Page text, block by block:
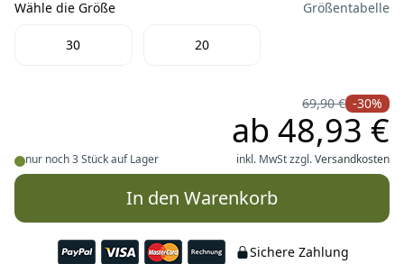
Wähle die Größe Größentabelle
30 20
nur noch 3 Stück auf Lager
69,90 € -30%
ab 48,93 €
inkl. MwSt zzgl.Versandkosten
In den Warenkorb
Sichere Zahlung